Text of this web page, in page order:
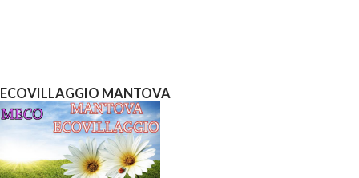
ECOVILLAGGIO MANTOVA